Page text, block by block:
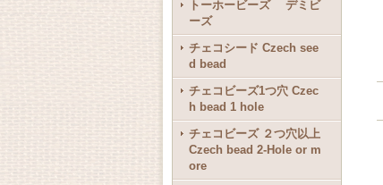
トーホービーズ デミビ
ーズ
チェコシード Czech see
d bead
チェコビーズ1つ穴 Czec
h bead 1 hole
チェコビーズ ２つ穴以上
Czech bead 2-Hole or m
ore